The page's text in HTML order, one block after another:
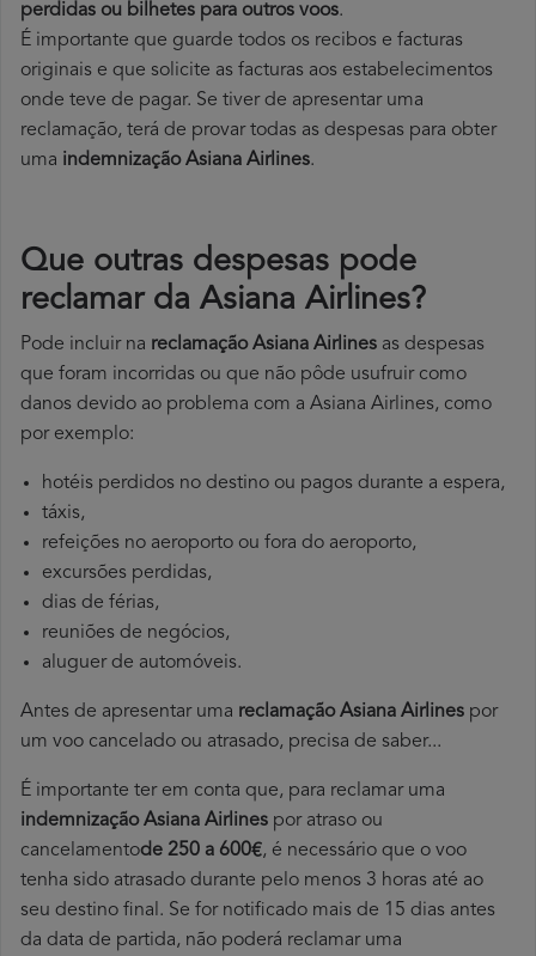
perdidas ou bilhetes para outros voos.
É importante que guarde todos os recibos e facturas
originais e que solicite as facturas aos estabelecimentos
onde teve de pagar. Se tiver de apresentar uma
reclamação, terá de provar todas as despesas para obter
uma indemnização Asiana Airlines.
Que outras despesas pode
reclamar da Asiana Airlines?
Pode incluir na reclamação Asiana Airlines as despesas
que foram incorridas ou que não pôde usufruir como
danos devido ao problema com a Asiana Airlines, como
por exemplo:
hotéis perdidos no destino ou pagos durante a espera,
táxis,
refeições no aeroporto ou fora do aeroporto,
excursões perdidas,
dias de férias,
reuniões de negócios,
aluguer de automóveis.
Antes de apresentar uma reclamação Asiana Airlines por
um voo cancelado ou atrasado, precisa de saber...
É importante ter em conta que, para reclamar uma
indemnização Asiana Airlines por atraso ou
cancelamentode 250 a 600€, é necessário que o voo
tenha sido atrasado durante pelo menos 3 horas até ao
seu destino final. Se for notificado mais de 15 dias antes
da data de partida, não poderá reclamar uma